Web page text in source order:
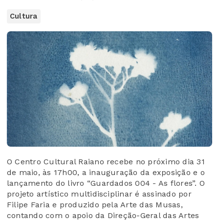
Cultura
O Centro Cultural Raiano recebe no próximo dia 31
de maio, às 17h00, a inauguração da exposição e o
lançamento do livro “Guardados 004 - As flores”. O
projeto artístico multidisciplinar é assinado por
Filipe Faria e produzido pela Arte das Musas,
contando com o apoio da Direção-Geral das Artes